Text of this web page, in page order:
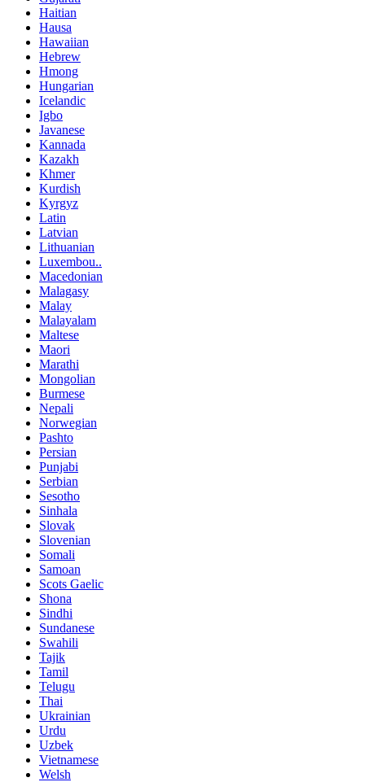
Haitian
Hausa
Hawaiian
Hebrew
Hmong
Hungarian
Icelandic
Igbo
Javanese
Kannada
Kazakh
Khmer
Kurdish
Kyrgyz
Latin
Latvian
Lithuanian
Luxembou..
Macedonian
Malagasy
Malay
Malayalam
Maltese
Maori
Marathi
Mongolian
Burmese
Nepali
Norwegian
Pashto
Persian
Punjabi
Serbian
Sesotho
Sinhala
Slovak
Slovenian
Somali
Samoan
Scots Gaelic
Shona
Sindhi
Sundanese
Swahili
Tajik
Tamil
Telugu
Thai
Ukrainian
Urdu
Uzbek
Vietnamese
Welsh